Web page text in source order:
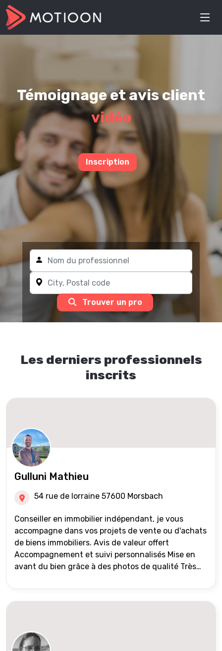
Témoignage et avis client
vidéo
Inscription
Trouver un pro
Les derniers professionnels
inscrits
Gulluni Mathieu
54 rue de lorraine 57600 Morsbach
Conseiller en immobilier indépendant, je vous
accompagne dans vos projets de vente ou d'achats
de biens immobiliers. Avis de valeur offert
Accompagnement et suivi personnalisés Mise en
avant du bien grâce à des photos de qualité Très
international) Validation du financement des
acquéreurs auprès de partenaires financiers
réseau Iad France et Iad Deutschland Inter agence